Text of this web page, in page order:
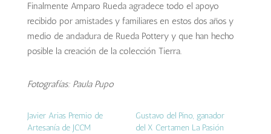
Finalmente Amparo Rueda agradece todo el apoyo
recibido por amistades y familiares en estos dos años y
medio de andadura de Rueda Pottery y que han hecho
posible la creación de la colección Tierra.
Fotografías: Paula Pupo
Javier Arias Premio de
Artesanía de JCCM
Gustavo del Pino, ganador
del X Certamen La Pasión